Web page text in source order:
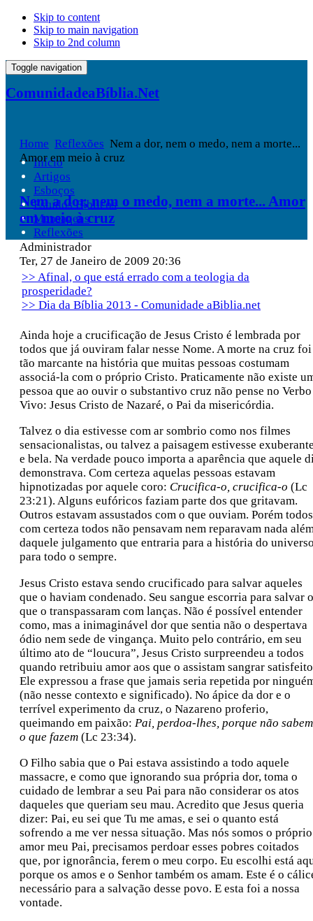
Skip to content
Skip to main navigation
Skip to 2nd column
Toggle navigation
ComunidadeaBíblia.Net
Início
Artigos
Esboços
Estudos Bíblicos
Mensagens
Reflexões
Home Reflexões Nem a dor, nem o medo, nem a morte...
Amor em meio à cruz
Nem a dor, nem o medo, nem a morte... Amor
em meio à cruz
Administrador
Ter, 27 de Janeiro de 2009 20:36
>> Afinal, o que está errado com a teologia da
prosperidade?
>> Dia da Bíblia 2013 - Comunidade aBiblia.net
Ainda hoje a crucificação de Jesus Cristo é lembrada por
todos que já ouviram falar nesse Nome. A morte na cruz foi
tão marcante na história que muitas pessoas costumam
associá-la com o próprio Cristo. Praticamente não existe
pessoa que ao ouvir o substantivo cruz não pense no Verbo
Vivo: Jesus Cristo de Nazaré, o Pai da misericórdia.
Talvez o dia estivesse com ar sombrio como nos filmes
sensacionalistas, ou talvez a paisagem estivesse
e bela. Na verdade pouco importa a aparência que aquele
demonstrava. Com certeza aquelas pessoas estavam
hipnotizadas por aquele coro: Crucifica-o, crucifica-o (Lc
23:21). Alguns eufóricos faziam parte dos que gritavam.
Outros estavam assustados com o que ouviam. Porém
com certeza todos não pensavam nem reparavam nada
daquele julgamento que entraria para a história do
para todo o sempre.
Jesus Cristo estava sendo crucificado para salvar aqueles
que o haviam condenado. Seu sangue escorria para salvar
que o transpassaram com lanças. Não é possível entender
como, mas a inimaginável dor que sentia não o despertava
ódio nem sede de vingança. Muito pelo contrário, em seu
último ato de “loucura”, Jesus Cristo surpreendeu a todos
quando retribuiu amor aos que o assistam sangrar
Ele expressou a frase que jamais seria repetida por
(não nesse contexto e significado). No ápice da dor e o
terrível experimento da cruz, o Nazareno proferio,
queimando em paixão: Pai, perdoa-lhes, porque não sabem
o que fazem (Lc 23:34).
O Filho sabia que o Pai estava assistindo a todo aquele
massacre, e como que ignorando sua própria dor, toma o
cuidado de lembrar a seu Pai para não considerar os atos
daqueles que queriam seu mau. Acredito que Jesus queria
dizer: Pai, eu sei que Tu me amas, e sei o quanto está
sofrendo a me ver nessa situação. Mas nós somos o próprio
amor meu Pai, precisamos perdoar esses pobres coitados
que, por ignorância, ferem o meu corpo. Eu escolhi está
porque os amos e o Senhor também os amam. Este é o
necessário para a salvação desse povo. E esta foi a nossa
vontade.